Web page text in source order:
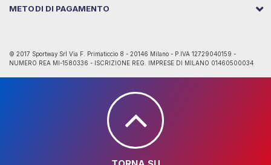
METODI DI PAGAMENTO
© 2017 Sportway Srl Via F. Primaticcio 8 - 20146 Milano - P.IVA 12729040159 -
NUMERO REA MI-1580336 - ISCRIZIONE REG. IMPRESE DI MILANO 01460500034